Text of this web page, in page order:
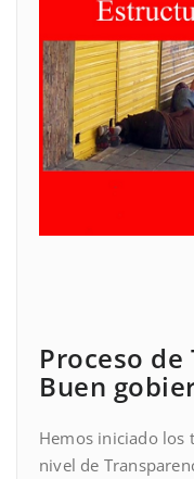
Proceso
Buen
Hemos iniciado los
nivel de